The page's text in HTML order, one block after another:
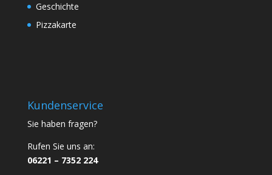
Geschichte
Pizzakarte
Kundenservice
Sie haben fragen?
Rufen Sie uns an:
06221 – 7352 224